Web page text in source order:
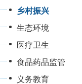
乡村振兴
生态环境
医疗卫生
食品药品监管
义务教育